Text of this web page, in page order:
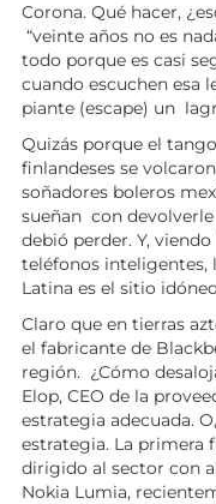
Corona. Qué hacer,
“veinte años no es
todo porque es casi
cuando escuchen esa
piante (escape) un
Quizás porque el
finlandeses se
soñadores boleros
sueñan con
debió perder. Y,
teléfonos inteligentes,
Latina es el sitio
Claro que en tierras
el fabricante de
región. ¿Cómo
Elop, CEO de la
estrategia adecuada.
estrategia. La primera
dirigido al sector con
Nokia Lumia,